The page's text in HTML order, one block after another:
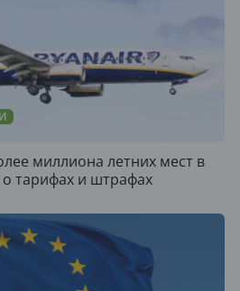
миллиона летних мест в
тарифах и штрафах